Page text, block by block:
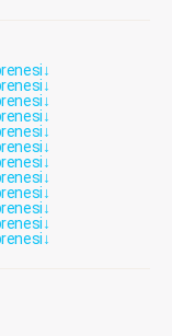
↓
↓
↓
↓
↓
↓
↓
↓
↓
↓
↓
↓